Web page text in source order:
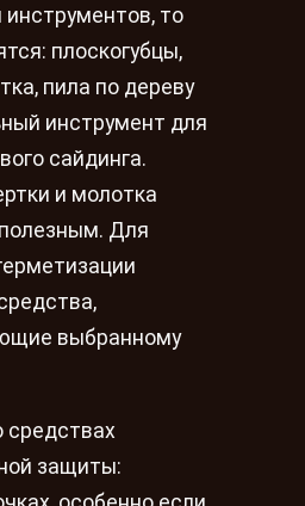
инструментов, то
плоскогубцы,
пила по дереву
инструмент для
сайдинга.
и молотка
Для
выбранному
средствах
защиты: